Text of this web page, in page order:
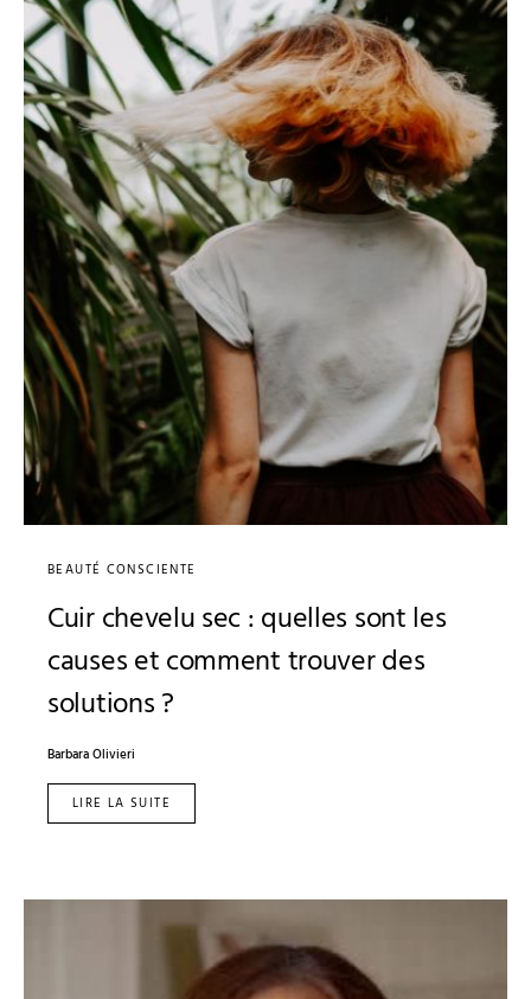
BEAUTÉ CONSCIENTE
Cuir chevelu sec : quelles sont les
causes et comment trouver des
solutions ?
Barbara Olivieri
LIRE LA SUITE